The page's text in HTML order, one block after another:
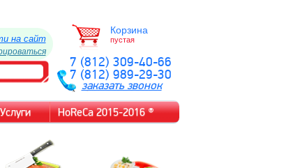
на сайт
Корзина
пустая
7 (812) 309-40-66
7 (812) 989-29-30
заказать звонок
Услуги HoReCa 2015-2016 ®